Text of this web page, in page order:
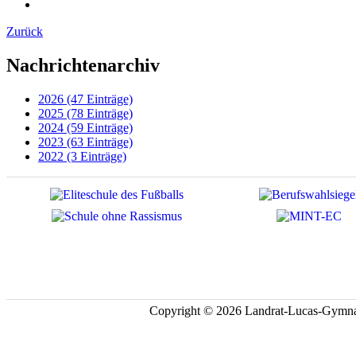
Zurück
Nachrichtenarchiv
2026 (47 Einträge)
2025 (78 Einträge)
2024 (59 Einträge)
2023 (63 Einträge)
2022 (3 Einträge)
Copyright © 2026 Landrat-Lucas-